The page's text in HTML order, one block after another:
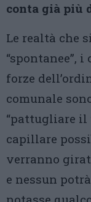
conta già più
Le realtà che
“spontanee”,
forze
comunale
“pattugliare
capillare
verranno
e nessun